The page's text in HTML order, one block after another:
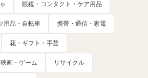
眼鏡・コンタクト・ケア用品
用品・自転車 携帯・通信・家電
花・ギフト・手芸
画・ゲーム リサイクル